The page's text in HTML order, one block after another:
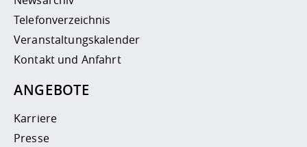
Telefonverzeichnis
Veranstaltungskalender
Kontakt und Anfahrt
ANGEBOTE
Karriere
Presse